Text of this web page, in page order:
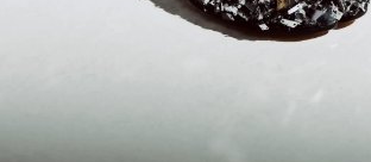
关于我们 联系我们